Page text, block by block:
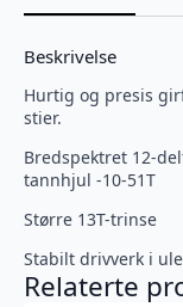
Beskrivelse
Hurtig og presis
stier.
Bredspektret 12-
tannhjul -10-51T
Større 13T-trinse
Stabilt drivverk i
Relaterte